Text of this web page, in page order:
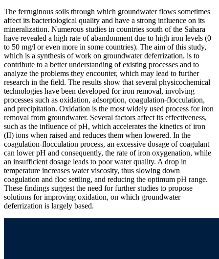
The ferruginous soils through which groundwater flows sometimes
affect its bacteriological quality and have a strong influence on its
mineralization. Numerous studies in countries south of the Sahara
have revealed a high rate of abandonment due to high iron levels (0
to 50 mg/l or even more in some countries). The aim of this study,
which is a synthesis of work on groundwater deferrization, is to
contribute to a better understanding of existing processes and to
analyze the problems they encounter, which may lead to further
research in the field. The results show that several physicochemical
technologies have been developed for iron removal, involving
processes such as oxidation, adsorption, coagulation-flocculation,
and precipitation. Oxidation is the most widely used process for iron
removal from groundwater. Several factors affect its effectiveness,
such as the influence of pH, which accelerates the kinetics of iron
(II) ions when raised and reduces them when lowered. In the
coagulation-flocculation process, an excessive dosage of coagulant
can lower pH and consequently, the rate of iron oxygenation, while
an insufficient dosage leads to poor water quality. A drop in
temperature increases water viscosity, thus slowing down
coagulation and floc settling, and reducing the optimum pH range.
These findings suggest the need for further studies to propose
solutions for improving oxidation, on which groundwater
deferrization is largely based.